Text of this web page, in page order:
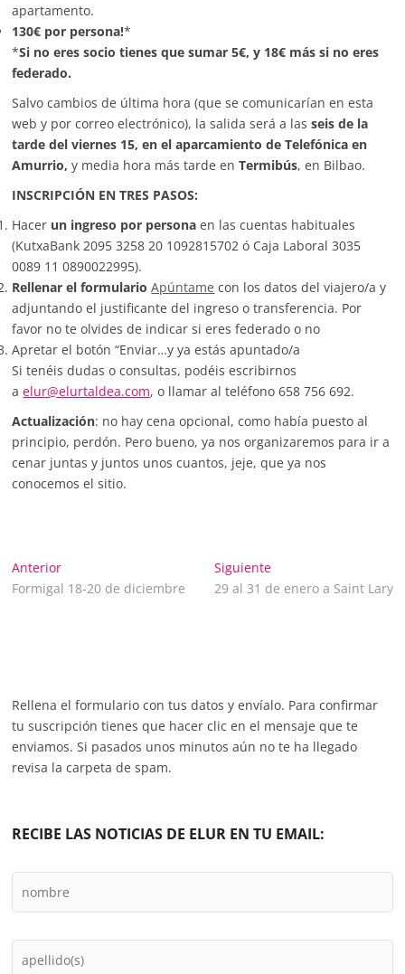
apartamento.
130€ por persona!*
*Si no eres socio tienes que sumar 5€, y 18€ más si no eres
federado.
Salvo cambios de última hora (que se comunicarían en esta
web y por correo electrónico), la salida será a lasseis de la
tarde del viernes 15, en el aparcamiento de Telefónica en
Amurrio, y media hora más tarde enTermibús, en Bilbao.
INSCRIPCIÓN EN TRES PASOS:
Hacer un ingreso por persona en las cuentas habituales
(KutxaBank 2095 3258 20 1092815702 ó Caja Laboral 3035
0089 11 0890022995).
Rellenar el formulario Apúntame con los datos del viajero/a y
adjuntando el justificante del ingreso o transferencia. Por
favor no te olvides de indicar si eres federado o no
Apretar el botón “Enviar…y ya estás apuntado/a
Si tenéis dudas o consultas, podéis escribirnos
aelur@elurtaldea.com, o llamar al teléfono 658 756 692.
Actualización: no hay cena opcional, como había puesto al
principio, perdón. Pero bueno, ya nos organizaremos para ir a
cenar juntas y juntos unos cuantos, jeje, que ya nos
conocemos el sitio.
Navegación
AnteriorEntrada
anterior:
Formigal 18-20 de diciembre
SiguienteEntrada
siguiente:
29 al 31 de enero a Saint Lary
Rellena el formulario con tus datos y envíalo. Para confirmar
tu suscripción tienes que hacer clic en el mensaje que te
enviamos. Si pasados unos minutos aún no te ha llegado
revisa la carpeta de spam.
RECIBE LAS NOTICIAS DE ELUR EN TU EMAIL: